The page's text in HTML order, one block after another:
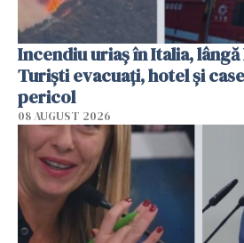
Incendiu uriaș în Italia, lângă
Turiști evacuați, hotel și
pericol
08 AUGUST 2026